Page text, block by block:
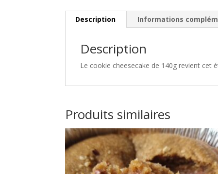
Description Informations
Description
Le cookie cheesecake de 140g revient cet
Produits similaires